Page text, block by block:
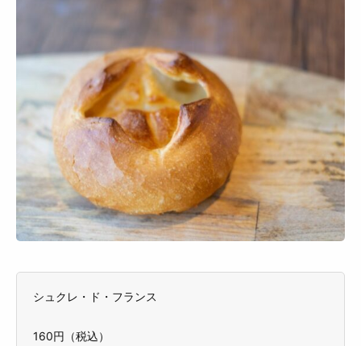
シュクレ・ド・フランス
160円（税込）